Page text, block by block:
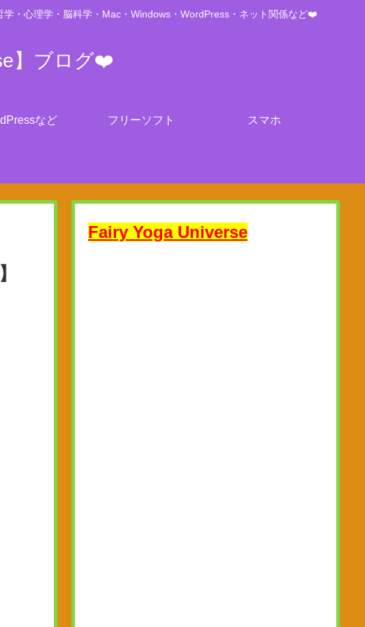
・心理学・脳科学・Mac・Windows・WordPress・ネット関係など❤️
】ブログ❤️
など フリーソフト スマホ
Fairy Yoga Universe